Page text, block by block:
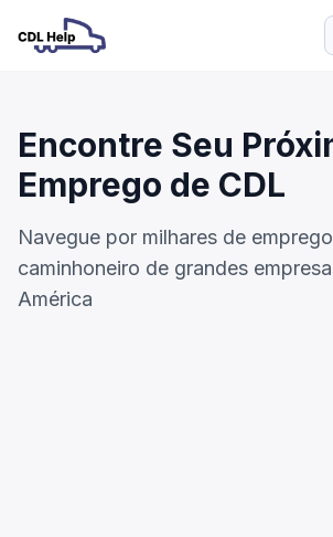
Encontre Seu
Emprego de CDL
Navegue por milhares de
caminhoneiro de grandes
América